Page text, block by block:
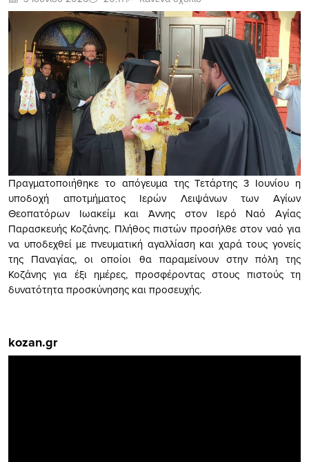
Πραγματοποιήθηκε το απόγευμα της Τετάρτης 3 Ιουνίου η
υποδοχή αποτμήματος Ιερών Λειψάνων των Αγίων
Θεοπατόρων Ιωακείμ και Άννης στον Ιερό Ναό Αγίας
Παρασκευής Κοζάνης. Πλήθος πιστών προσήλθε στον ναό για
να υποδεχθεί με πνευματική αγαλλίαση και χαρά τους γονείς
της Παναγίας, οι οποίοι θα παραμείνουν στην πόλη της
Κοζάνης για έξι ημέρες, προσφέροντας στους πιστούς τη
δυνατότητα προσκύνησης και προσευχής.
kozan.gr